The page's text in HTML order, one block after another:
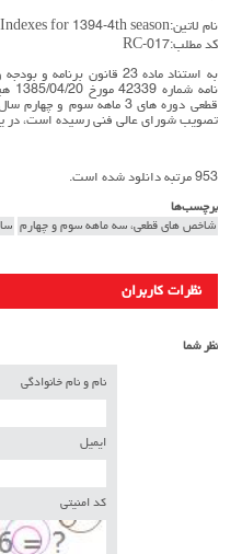
نام لاتین:Indexes for 1394-4th season
کد مطلب:RC-017
به استناد ماده 23 قانون
تصویب شورای عالی فنی رسیده است، در یک پیوست و 21
953 مرتبه دانلود شده است.
برچسب‌ها
شاخص های قطعی، سه ماهه سوم و چهارم
نظرات کاربران
نظر شما
نام و نام خانوادگی
ایمیل
کد امنیتی